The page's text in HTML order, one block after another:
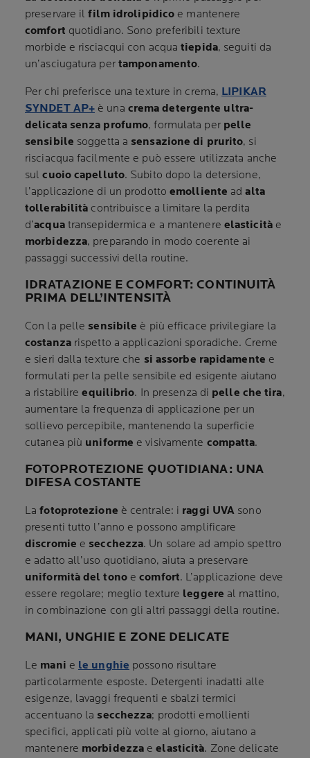
preservare ilfilm idrolipidico e mantenere
comfort quotidiano. Sono preferibili texture
morbide e risciacqui con acquatiepida, seguiti da
un’asciugatura per tamponamento.
Per chi preferisce una texture in crema, LIPIKAR
SYNDET AP+ è una crema detergente ultra-
delicata senza profumo, formulata per pelle
sensibile soggetta a sensazione di prurito, si
risciacqua facilmente e può essere utilizzata anche
sulcuoio capelluto. Subito dopo la detersione,
l’applicazione di un prodottoemolliente adalta
tollerabilità contribuisce a limitare la perdita
d’acquatransepidermica e a mantenere elasticitàe
morbidezza, preparando in modo coerente ai
passaggi successivi della routine.
IDRATAZIONE E COMFORT: CONTINUITÀ
PRIMA DELL’INTENSITÀ
Con la pelle sensibile è più efficace privilegiare la
costanzarispetto a applicazioni sporadiche. Creme
e sieri dalla texture che si assorbe rapidamente e
formulati per la pelle sensibile ed esigente aiutano
a ristabilireequilibrio. In presenza di pelle che tira,
aumentare la frequenza di applicazione per un
sollievo percepibile, mantenendo la superficie
cutanea più uniforme e visivamente compatta.
FOTOPROTEZIONE QUOTIDIANA: UNA
DIFESA COSTANTE
Lafotoprotezione è centrale: i raggi UVA sono
presenti tutto l’anno e possono amplificare
discromie e secchezza. Un solare ad ampio spettro
e adatto all’uso quotidiano, aiuta a preservare
uniformità del tonoecomfort. L’applicazione deve
essere regolare; meglio texture leggere al mattino,
in combinazione con gli altri passaggi della routine.
MANI, UNGHIE E ZONE DELICATE
Le mani e le unghie possono risultare
particolarmente esposte. Detergenti inadatti alle
esigenze, lavaggi frequenti e sbalzi termici
accentuano la secchezza; prodotti emollienti
specifici, applicati più volte al giorno, aiutano a
mantenere morbidezza eelasticità. Zone delicate